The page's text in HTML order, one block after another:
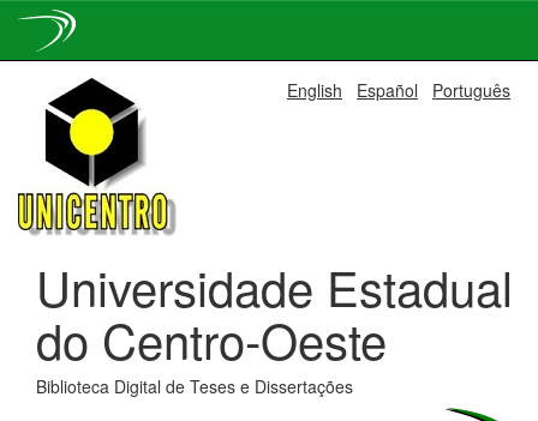
navigation
English Español Português
Universidade Estadual
do Centro-Oeste
Biblioteca Digital de Teses e Dissertações